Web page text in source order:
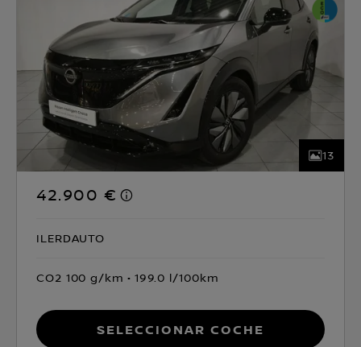
13
42.900 €
ILERDAUTO
CO2 100 g/km 199.0 l/100km
Seleccionar coche